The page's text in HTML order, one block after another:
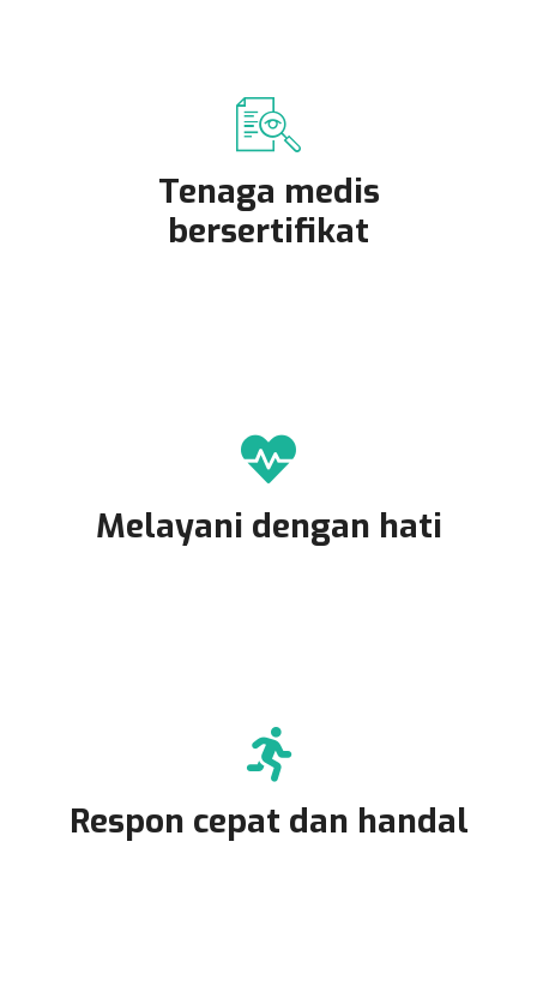
Tenaga medis
bersertifikat
Melayani dengan hati
Respon cepat dan handal